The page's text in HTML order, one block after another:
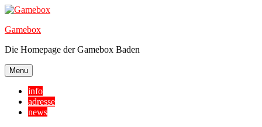
Skip
content
Gamebox
Die Homepage der Gamebox Baden
Menu
info
adresse
news